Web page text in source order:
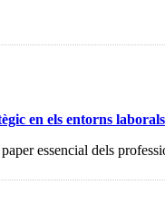
en els entorns laborals
essencial dels